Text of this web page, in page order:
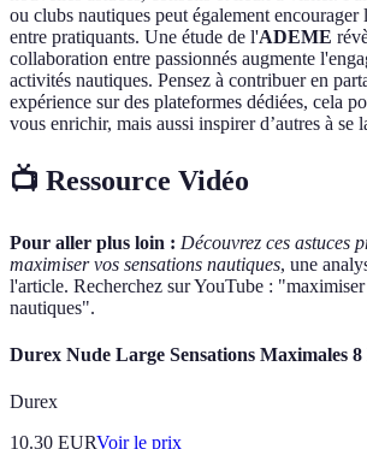
ou clubs nautiques peut également encourager
entre pratiquants. Une étude de l'ADEME
collaboration entre passionnés augmente
activités nautiques. Pensez à contribuer en
expérience sur des plateformes dédiées, cela
vous enrichir, mais aussi inspirer d’autres à se
📺 Ressource Vidéo
Pour aller plus loin : Découvrez ces astuces
maximiser vos sensations nautiques, une
l'article. Recherchez sur YouTube : "maximiser
nautiques".
Durex Nude Large Sensations Maximales
Durex
10.30 EURVoir le prix